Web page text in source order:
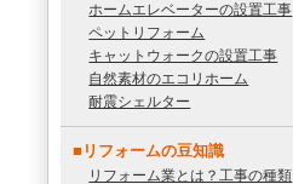
ホームエレベーターの設置工事
ペットリフォーム
キャットウォークの設置工事
自然素材のエコリホーム
耐震シェルター
■リフォームの豆知識
リフォーム業とは？工事の種類